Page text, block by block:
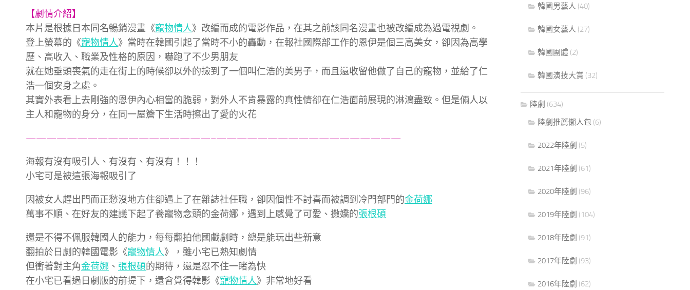
【劇情介紹】
本片是根據日本同名暢銷漫畫《寵物情人》改編而成的電影作品，在其之前該同名漫畫也被改編成為過電視劇。
登上螢幕的《寵物情人》當時在韓國引起了當時不小的轟動，在報社國際部工作的恩伊是個三高美女，卻因為高學
歷、高收入、職業及性格的原因，嚇跑了不少男朋友
就在她垂頭喪氣的走在街上的時候卻以外的撿到了一個叫仁浩的美男子，而且還收留他做了自己的寵物，並給了仁
浩一個安身之處。
其實外表看上去剛強的恩伊內心相當的脆弱，對外人不肯暴露的真性情卻在仁浩面前展現的淋漓盡致。但是倆人以
主人和寵物的身分，在同一屋簷下生活時擦出了愛的火花
——————————————————–——————————————————
海報有沒有吸引人、有沒有、有沒有！！！
小宅可是被這張海報吸引了
因被女人趕出門而正愁沒地方住卻遇上了在雜誌社任職，卻因個性不討喜而被調到冷門部門的金荷娜
萬事不順、在好友的建議下起了養寵物念頭的金荷娜，遇到上感覺了可愛、撒嬌的張根碩
還是不得不佩服韓國人的能力，每每翻拍他國戲劇時，總是能玩出些新意
翻拍於日劇的韓國電影《寵物情人》，雖小宅已熟知劇情
但衝著對主角金荷娜 、 張根碩的期待，還是忍不住一睹為快
在小宅已看過日劇版的前提下，還會覺得韓影《寵物情人》非常地好看
韓國男藝人 (40)
韓國女藝人 (27)
韓國團體 (2)
韓國演技大賞 (32)
陸劇 (634)
陸劇推薦懶人包 (6)
2022年陸劇 (5)
2021年陸劇 (61)
2020年陸劇 (96)
2019年陸劇 (104)
2018年陸劇 (91)
2017年陸劇 (93)
2016年陸劇 (62)